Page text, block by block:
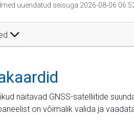
uuendatud seisuga 2026-08-06
näitavad GNSS-satelliitide
on võimalik valida ja